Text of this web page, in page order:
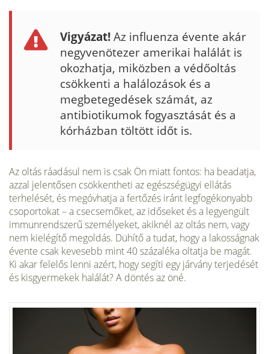
Vigyázat!Az influenza évente akár
negyvenötezer amerikai halálát is
okozhatja, miközben a védőoltás
csökkenti a halálozások és a
megbetegedések számát, az
antibiotikumok fogyasztását és a
kórházban töltött időt is.
Az oltás ráadásul nem is csak Ön miatt fontos: ha beadatja,
azzal jelentősen csökkentheti az egészségügyi ellátás
terhelését, és megóvhatja a fertőzés iránt legfogékonyabb
csoportokat – a csecsemőket, az időseket és a legyengült
immunrendszerű személyeket, akiknél az oltás nem, vagy
nem kielégítő megoldás. Dühítő a tudat, hogy a lakosságnak
évente csak kevesebb mint 40 százaléka oltatja be magát.
Ki akar felelős lenni azért, hogy segíti egy járvány terjedését
és kisgyermekek halálát? A döntés az öné.